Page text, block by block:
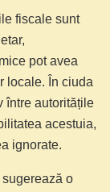
fiscale sunt
pot avea
locale. În ciuda
între autoritățile
acestuia,
ignorate.
o